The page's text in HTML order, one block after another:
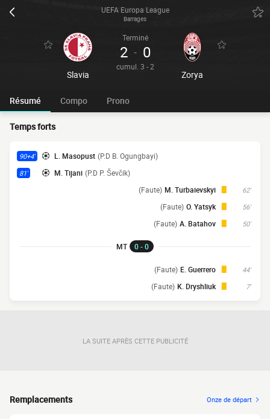
UEFA Europa League
Barrages
Slavia
Terminé
2 - 0
cumul. 3 - 2
Zorya
Résumé Compo Prono
Temps forts
90+4' L. Masopust (P.D B. Ogungbayi)
81' M. Tijani (P.D P. Ševčík)
62'
M. Turbaievskyi
(Faute)
56'
O. Yatsyk
(Faute)
50'
A. Batahov
(Faute)
MT 0 - 0
44'
E. Guerrero
(Faute)
7'
K. Dryshliuk
(Faute)
LA SUITE APRÈS CETTE PUBLICITÉ
Remplacements Onze de départ